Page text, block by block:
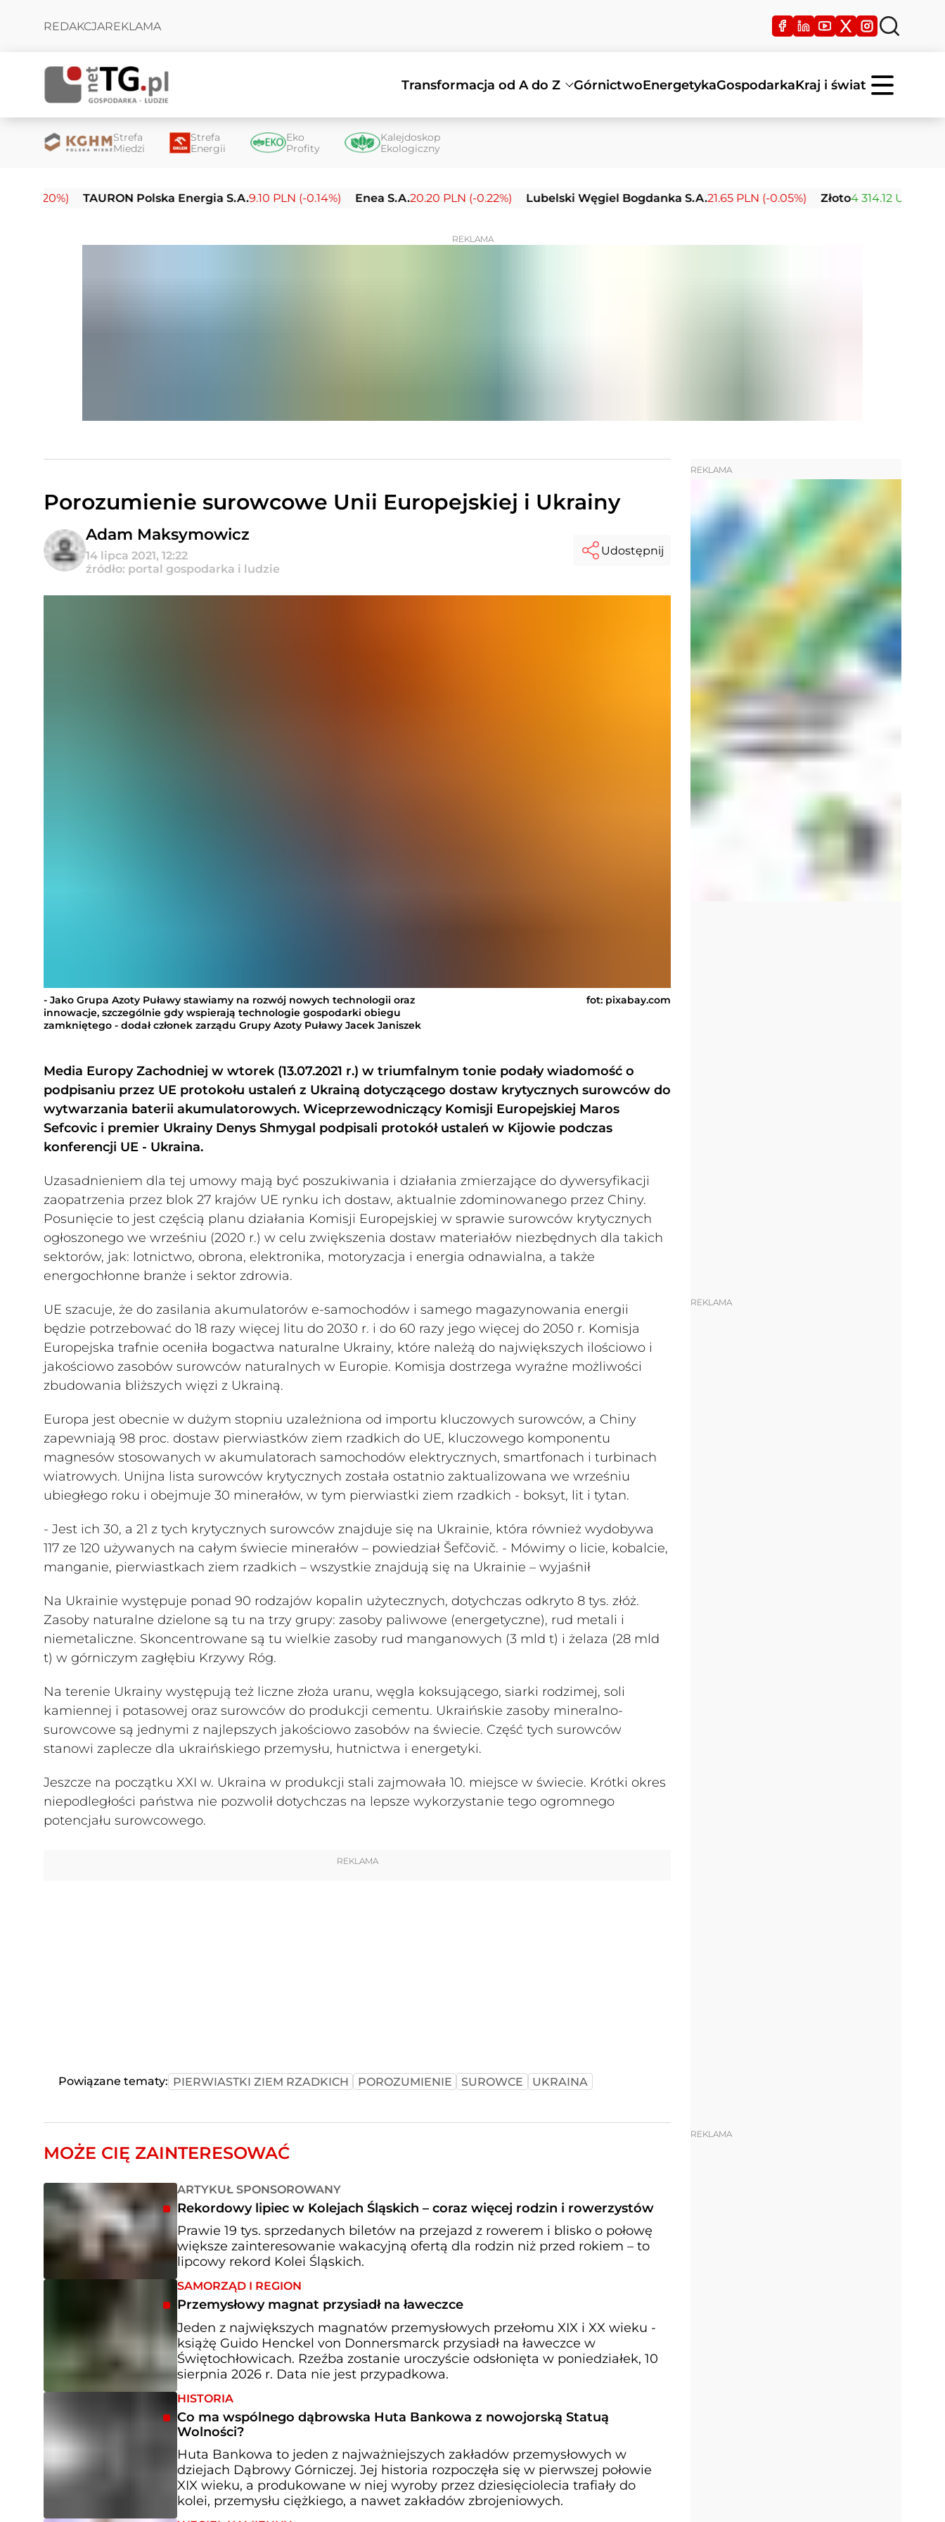
REDAKCJAREKLAMA
Transformacja od A do Z GórnictwoEnergetykaGospodarkaKraj i świat
Strefa
Miedzi
Strefa
Energii
Eko
Profity
Kalejdoskop
Ekologiczny
TAURON Polska Energia S.A.9.10 PLN (-0.14%) Enea S.A.20.20 PLN (-0.22%) Lubelski Węgiel Bogdanka S.A.21.65 PLN (-0.05%) Złoto4 314.12 USD (+1.74%)
REKLAMA
Porozumienie surowcowe Unii Europejskiej i Ukrainy
Adam Maksymowicz
14 lipca 2021, 12:22
źródło: portal gospodarka i ludzie
Udostępnij
- Jako Grupa Azoty Puławy stawiamy na rozwój nowych technologii oraz
innowacje, szczególnie gdy wspierają technologie gospodarki obiegu
zamkniętego - dodał członek zarządu Grupy Azoty Puławy Jacek Janiszek
fot: pixabay.com
Media Europy Zachodniej w wtorek (13.07.2021 r.) w triumfalnym tonie podały wiadomość o
podpisaniu przez UE protokołu ustaleń z Ukrainą dotyczącego dostaw krytycznych surowców do
wytwarzania baterii akumulatorowych. Wiceprzewodniczący Komisji Europejskiej Maros
Sefcovic i premier Ukrainy Denys Shmygal podpisali protokół ustaleń w Kijowie podczas
konferencji UE - Ukraina.
Uzasadnieniem dla tej umowy mają być poszukiwania i działania zmierzające do dywersyfikacji
zaopatrzenia przez blok 27 krajów UE rynku ich dostaw, aktualnie zdominowanego przez Chiny.
Posunięcie to jest częścią planu działania Komisji Europejskiej w sprawie surowców krytycznych
ogłoszonego we wrześniu (2020 r.) w celu zwiększenia dostaw materiałów niezbędnych dla takich
sektorów, jak: lotnictwo, obrona, elektronika, motoryzacja i energia odnawialna, a także
energochłonne branże i sektor zdrowia.
UE szacuje, że do zasilania akumulatorów e-samochodów i samego magazynowania energii
będzie potrzebować do 18 razy więcej litu do 2030 r. i do 60 razy jego więcej do 2050 r. Komisja
Europejska trafnie oceniła bogactwa naturalne Ukrainy, które należą do największych ilościowo i
jakościowo zasobów surowców naturalnych w Europie. Komisja dostrzega wyraźne możliwości
zbudowania bliższych więzi z Ukrainą.
Europa jest obecnie w dużym stopniu uzależniona od importu kluczowych surowców, a Chiny
zapewniają 98 proc. dostaw pierwiastków ziem rzadkich do UE, kluczowego komponentu
magnesów stosowanych w akumulatorach samochodów elektrycznych, smartfonach i turbinach
wiatrowych. Unijna lista surowców krytycznych została ostatnio zaktualizowana we wrześniu
ubiegłego roku i obejmuje 30 minerałów, w tym pierwiastki ziem rzadkich - boksyt, lit i tytan.
- Jest ich 30, a 21 z tych krytycznych surowców znajduje się na Ukrainie, która również wydobywa
117 ze 120 używanych na całym świecie minerałów – powiedział Šefčovič. - Mówimy o licie, kobalcie,
manganie, pierwiastkach ziem rzadkich – wszystkie znajdują się na Ukrainie – wyjaśnił
Na Ukrainie występuje ponad 90 rodzajów kopalin użytecznych, dotychczas odkryto 8 tys. złóż.
Zasoby naturalne dzielone są tu na trzy grupy: zasoby paliwowe (energetyczne), rud metali i
niemetaliczne. Skoncentrowane są tu wielkie zasoby rud manganowych (3 mld t) i żelaza (28 mld
t) w górniczym zagłębiu Krzywy Róg.
Na terenie Ukrainy występują też liczne złoża uranu, węgla koksującego, siarki rodzimej, soli
kamiennej i potasowej oraz surowców do produkcji cementu. Ukraińskie zasoby mineralno-
surowcowe są jednymi z najlepszych jakościowo zasobów na świecie. Część tych surowców
stanowi zaplecze dla ukraińskiego przemysłu, hutnictwa i energetyki.
Jeszcze na początku XXI w. Ukraina w produkcji stali zajmowała 10. miejsce w świecie. Krótki okres
niepodległości państwa nie pozwolił dotychczas na lepsze wykorzystanie tego ogromnego
potencjału surowcowego.
REKLAMA
Powiązane tematy: PIERWIASTKI ZIEM RZADKICH POROZUMIENIE SUROWCE UKRAINA
REKLAMA
REKLAMA
MOŻE CIĘ ZAINTERESOWAĆ
ARTYKUŁ SPONSOROWANY
Rekordowy lipiec w Kolejach Śląskich – coraz więcej rodzin i rowerzystów
Prawie 19 tys. sprzedanych biletów na przejazd z rowerem i blisko o połowę
większe zainteresowanie wakacyjną ofertą dla rodzin niż przed rokiem – to
lipcowy rekord Kolei Śląskich.
SAMORZĄD I REGION
Przemysłowy magnat przysiadł na ławeczce
Jeden z największych magnatów przemysłowych przełomu XIX i XX wieku -
książę Guido Henckel von Donnersmarck przysiadł na ławeczce w
Świętochłowicach. Rzeźba zostanie uroczyście odsłonięta w poniedziałek, 10
sierpnia 2026 r. Data nie jest przypadkowa.
HISTORIA
Co ma wspólnego dąbrowska Huta Bankowa z nowojorską Statuą
Wolności?
Huta Bankowa to jeden z najważniejszych zakładów przemysłowych w
dziejach Dąbrowy Górniczej. Jej historia rozpoczęła się w pierwszej połowie
XIX wieku, a produkowane w niej wyroby przez dziesięciolecia trafiały do
kolei, przemysłu ciężkiego, a nawet zakładów zbrojeniowych.
REKLAMA